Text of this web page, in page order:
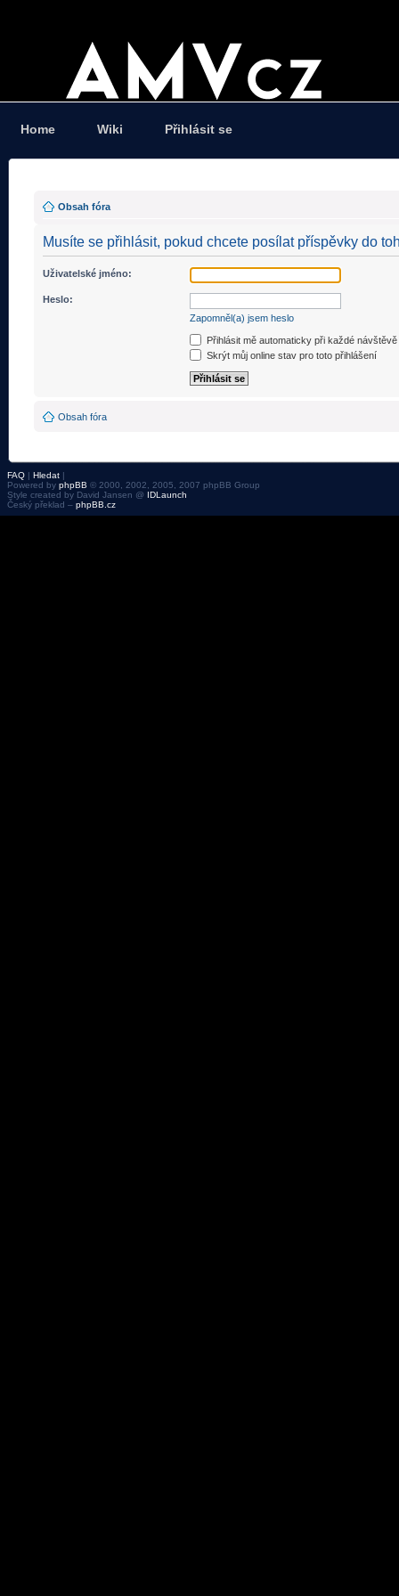
Home Wiki Přihlásit se
Obsah fóra
Musíte se přihlásit, pokud chcete posílat příspěvky do
Uživatelské jméno:
Heslo:
Zapomněl(a) jsem heslo
Přihlásit mě automaticky při každé návštěvě
Skrýt můj online stav pro toto přihlášení
Obsah fóra
FAQ | Hledat |
Powered by phpBB © 2000, 2002, 2005, 2007 phpBB Group
Style created by David Jansen @ IDLaunch
Český překlad – phpBB.cz